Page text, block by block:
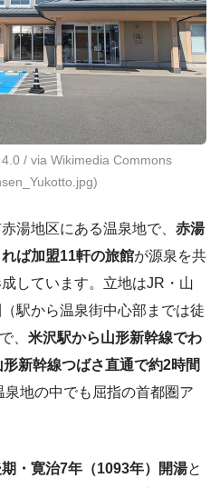
/ via Wikimedia Commons
湯地区にある温泉地で、 赤湯
ば加盟11軒の旅館が源泉を共
しています。立地はJR・山
駅から温泉街中心部までは徒
、 米沢駅から山形新幹線でわ
新幹線つばさ直通で約2時間
泉地の中でも屈指の首都圏ア
・寛治7年（1093年）開湯と